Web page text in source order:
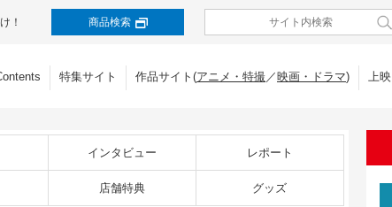
！ 商品検索
特集サイト 作品サイト(アニメ・特撮／映画・ドラマ) 上映
インタビュー レポート
店舗特典 グッズ